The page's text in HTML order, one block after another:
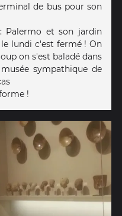
de bus pour son
Palermo et son jardin
lundi c'est fermé ! On
on s'est baladé dans
sympathique de
!